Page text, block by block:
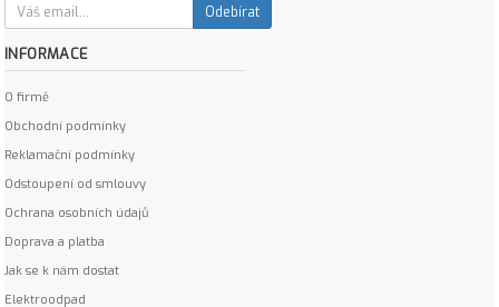
Odebírat
INFORMACE
O firmě
Obchodní podmínky
Reklamační podmínky
Odstoupení od smlouvy
Ochrana osobních údajů
Doprava a platba
Jak se k nám dostat
Elektroodpad